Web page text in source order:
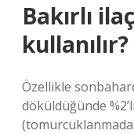
Bakırlı
kullanılır?
Özellikle
döküldüğünde